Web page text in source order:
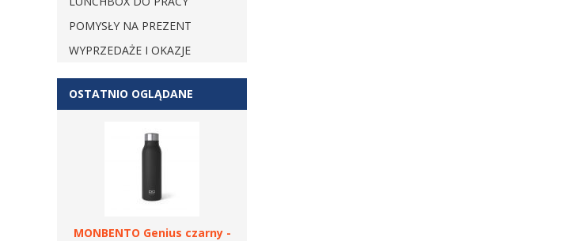
POMYSŁY NA PREZENT
WYPRZEDAŻE I OKAZJE
OSTATNIO OGLĄDANE
MONBENTO Genius czarny -